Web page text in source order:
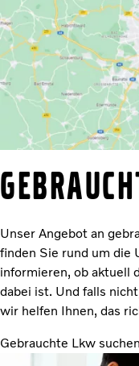
Unser Angebot an
finden Sie rund um die
informieren, ob aktuell
dabei ist. Und falls
wir helfen Ihnen, das
Gebrauchte Lkw suchen